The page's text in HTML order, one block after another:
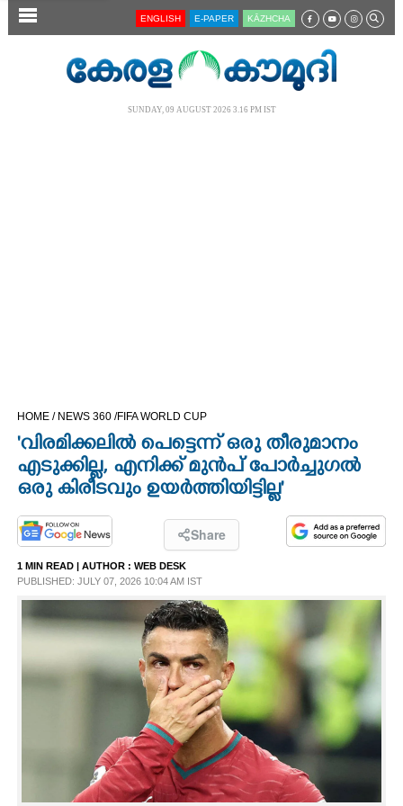
SECTIONS
CINEMA
OPINION
PHOTOS
LIFESTYLE
SPIRITUAL
ENGLISH E-PAPER KĀZHCHA
SUNDAY, 09 AUGUST 2026 3.16 PM IST
HOME / NEWS 360 /FIFA WORLD CUP
'വിരമിക്കലിൽ പെട്ടെന്ന് ഒരു തീരുമാനം
എടുക്കില്ല, എനിക്ക് മുൻപ് പോർച്ചുഗൽ
ഒരു കിരീടവും ഉയർത്തിയിട്ടില്ല'
Share
1 MIN READ | AUTHOR : WEB DESK
PUBLISHED: JULY 07, 2026 10:04 AM IST